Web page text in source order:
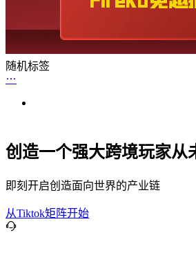
随机标签
创造一个强大跨境玩家从
即刻开启创造面向世界的产业链
从Tiktok矩阵开始